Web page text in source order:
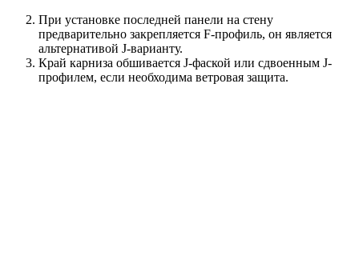
При установке последней панели на стену
предварительно закрепляется F-профиль, он является
альтернативой J-варианту.
Край карниза обшивается J-фаской или сдвоенным J-
профилем, если необходима ветровая защита.